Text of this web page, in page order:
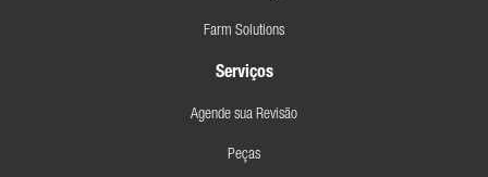
Farm Solutions
Serviços
Agende sua Revisão
Peças